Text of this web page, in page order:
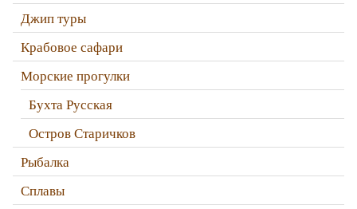
Джип туры
Крабовое сафари
Морские прогулки
Бухта Русская
Остров Старичков
Рыбалка
Сплавы